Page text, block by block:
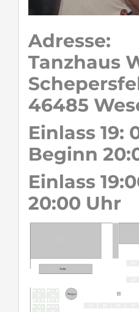
Adresse:
Tanzhaus
46485
Einlass 19:
Beginn
Einlass
20:00 Uhr